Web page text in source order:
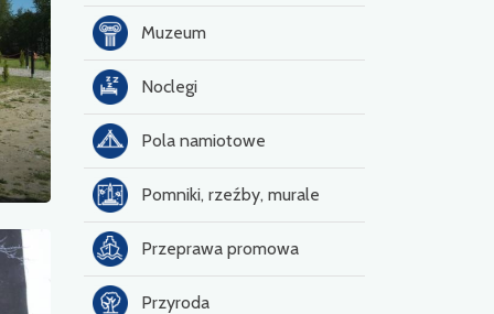
Muzeum
Noclegi
Pola namiotowe
Pomniki, rzeźby, murale
Przeprawa promowa
Przyroda